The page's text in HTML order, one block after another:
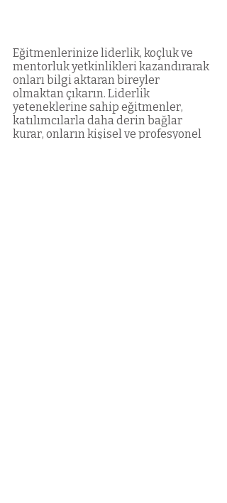
Eğitmenlerinize liderlik, koçluk ve
mentorluk yetkinlikleri kazandırarak
onları bilgi aktaran bireyler
olmaktan çıkarın. Liderlik
yeteneklerine sahip eğitmenler,
katılımcılarla daha derin bağlar
kurar, onların kişisel ve profesyonel